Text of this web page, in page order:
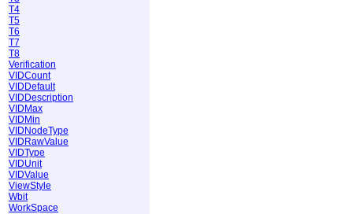
T4
T5
T6
T7
T8
Verification
VIDCount
VIDDefault
VIDDescription
VIDMax
VIDMin
VIDNodeType
VIDRawValue
VIDType
VIDUnit
VIDValue
ViewStyle
Wbit
WorkSpace